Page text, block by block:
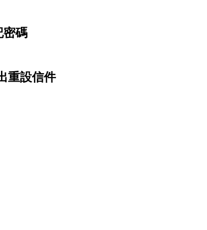
密碼
重設信件